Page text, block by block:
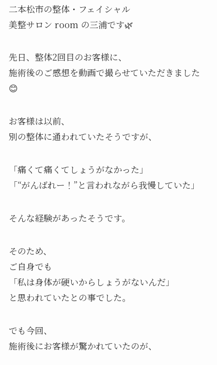
二本松市の整体・フェイシャル
美整サロン room の三浦です🌿
先日、整体2回目のお客様に、
施術後のご感想を動画で撮らせていただきました
😊
お客様は以前、
別の整体に通われていたそうですが、
「痛くて痛くてしょうがなかった」
「“がんばれー！”と言われながら我慢していた」
そんな経験があったそうです。
そのため、
ご自身でも
「私は身体が硬いからしょうがないんだ」
と思われていたとの事でした。
でも今回、
施術後にお客様が驚かれていたのが、